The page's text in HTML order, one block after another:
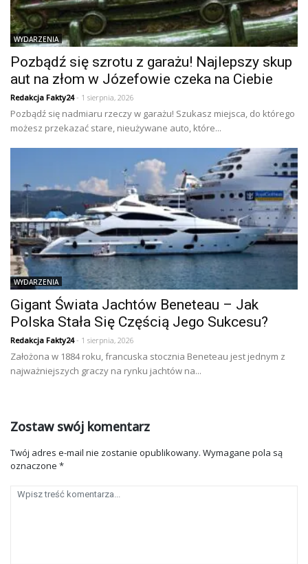
WYDARZENIA
Pozbądź się szrotu z garażu! Najlepszy skup
aut na złom w Józefowie czeka na Ciebie
Redakcja Fakty24- 1 sierpnia, 2026
Pozbądź się nadmiaru rzeczy w garażu! Szukasz miejsca, do którego
możesz przekazać stare, nieużywane auto, które...
WYDARZENIA
Gigant Świata Jachtów Beneteau – Jak
Polska Stała Się Częścią Jego Sukcesu?
Redakcja Fakty24- 1 sierpnia, 2026
Założona w 1884 roku, francuska stocznia Beneteau jest jednym z
najważniejszych graczy na rynku jachtów na...
Zostaw swój komentarz
Twój adres e-mail nie zostanie opublikowany. Wymagane pola są
oznaczone *